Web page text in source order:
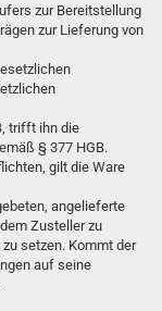
zur Bereitstellung
zur Lieferung von
trifft ihn die
§ 377 HGB.
gilt die Ware
angelieferte
Zusteller zu
setzen. Kommt der
auf seine